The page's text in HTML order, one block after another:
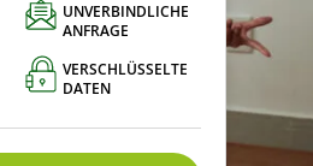
UNVERBINDLICHE
ANFRAGE
VERSCHLÜSSELTE
DATEN